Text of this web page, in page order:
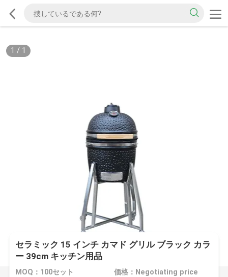
1 / 1
セラミック 15 インチ カマド グリル ブラック カラ
ー 39cm キッチン用品
MOQ：100セット 価格：Negotiating price